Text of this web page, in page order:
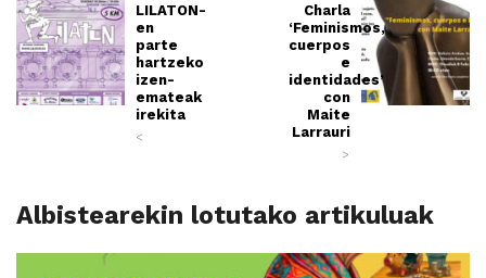
LILATON-
en
parte
hartzeko
izen-
emateak
irekita
<
Charla
‘Feminismos,
cuerpos
e
identidades’
con
Maite
Larrauri
>
Albistearekin lotutako artikuluak